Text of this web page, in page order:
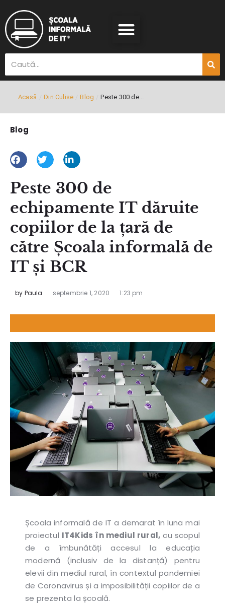
Acasă Din Culise Blog Peste 300 de...
Blog
Peste 300 de
echipamente IT dăruite
copiilor de la țară de
către Școala informală de
IT și BCR
by Paula septembrie 1, 2020 1:23 pm
Școala informală de IT a demarat în luna mai
proiectul IT4Kids în mediul rural, cu scopul
de a îmbunătăți accesul la educația
modernă (inclusiv de la distanță) pentru
elevii din mediul rural, în contextul pandemiei
de Coronavirus și a imposibilității copiilor de a
se prezenta la școală.